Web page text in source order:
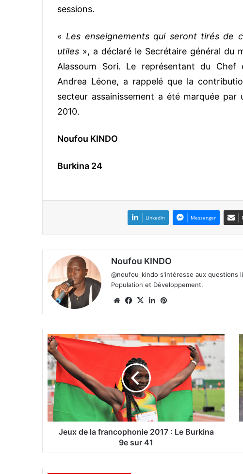
sessions.
«Les enseignements qui seront tirés de
utiles », a déclaré le Secrétaire général du
Alassoum Sori. Le représentant du Chef
Andrea Léone, a rappelé que la
secteur assainissement a été marquée
2010.
Noufou KINDO
Burkina 24
Linkedin Messenger
Noufou KINDO
@noufou_kindo s'intéresse aux questions
Population et Développement.
We
bsi
Fa
ce
ok
X
Lin
ke ter
J
e
u
x
d
e
l
a
f
n
o
Jeux de la francophonie 2017 : Le Burkina
9e sur 41
R
D
C
:
L
’
N
e